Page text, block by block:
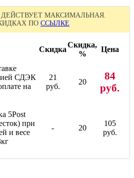
МАКСИМАЛЬНАЯ.
ПО ССЫЛКЕ
Скидка
Скидка,
%
Цена
СДЭК
на
21
руб.
20
84
руб.
5Post
при
и весе
- 20
105
руб.